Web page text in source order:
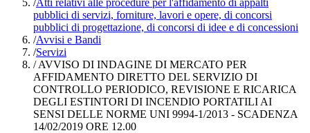
/Atti relativi alle procedure per l'affidamento di appalti
pubblici di servizi, forniture, lavori e opere, di concorsi
pubblici di progettazione, di concorsi di idee e di concessioni
/Avvisi e Bandi
/Servizi
/AVVISO DI INDAGINE DI MERCATO PER
AFFIDAMENTO DIRETTO DEL SERVIZIO DI
CONTROLLO PERIODICO, REVISIONE E RICARICA
DEGLI ESTINTORI DI INCENDIO PORTATILI AI
SENSI DELLE NORME UNI 9994-1/2013 - SCADENZA
14/02/2019 ORE 12.00